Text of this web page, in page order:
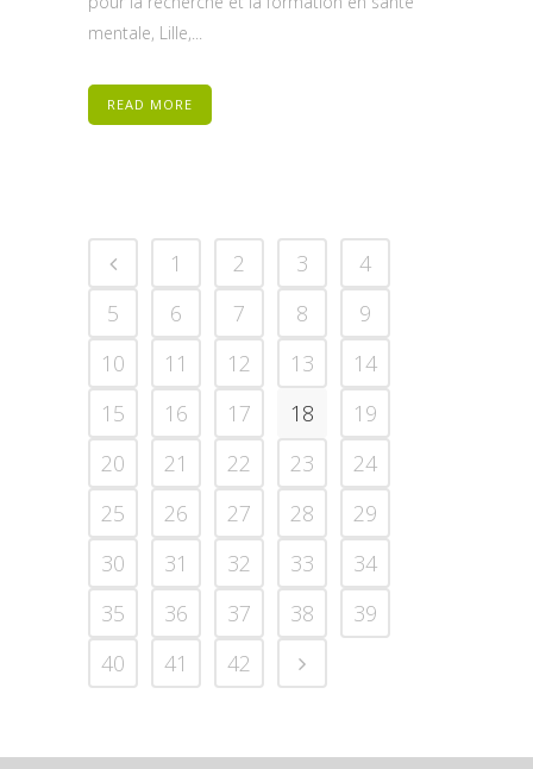
mentale, Lille,...
READ MORE
1 2 3
4
5
6 7 8
9
10
11 12 13
14
15
16 17 18
19
20
21 22 23
24
25
26 27 28
29
30
31 32 33
34
35
36 37 38
39
40
41 42